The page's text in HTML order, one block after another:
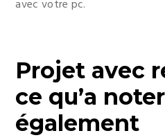
avec votre pc.
Projet avec
ce qu’a noter
également